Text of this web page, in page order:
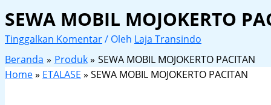
SEWA MOBIL MOJOKERTO
Tinggalkan Komentar/ Oleh Laja Transindo
Beranda
Produk
SEWA MOBIL MOJOKERTO PACITAN
Home» ETALASE » SEWA MOBIL MOJOKERTO PACITAN